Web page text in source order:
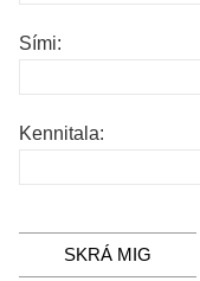
Sími:
Kennitala:
SKRÁ MIG